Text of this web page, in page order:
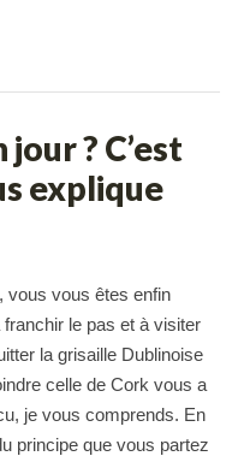
? C’est
explique
vous vous êtes enfin
franchir le pas et à visiter
la grisaille Dublinoise
celle de Cork vous a
je vous comprends. En
principe que vous partez